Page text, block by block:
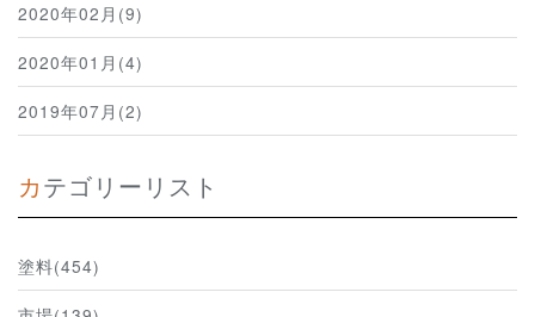
2020年02月(9)
2020年01月(4)
2019年07月(2)
カテゴリーリスト
塗料(454)